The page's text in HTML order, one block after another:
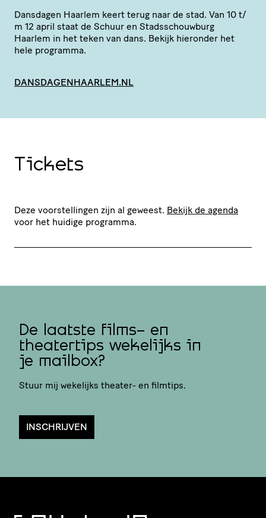
Dansdagen Haarlem keert terug naar de stad. Van 10 t/​
m 12 april staat de Schuur en Stads­schouw­burg
Haarlem in het teken van dans. Bekijk hieronder het
hele programma.
DANSDAGENHAARLEM.NL
Tickets
Deze voorstellingen zijn al geweest. Bekijk de agenda
voor het huidige programma.
De laatste films- en
theatertips wekelijks in
je mailbox?
Stuur mij wekelijks theater- en filmtips.
INSCHRIJVEN